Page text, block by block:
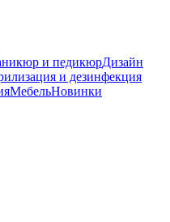
и педикюрДизайн
и дезинфекция
МебельНовинки